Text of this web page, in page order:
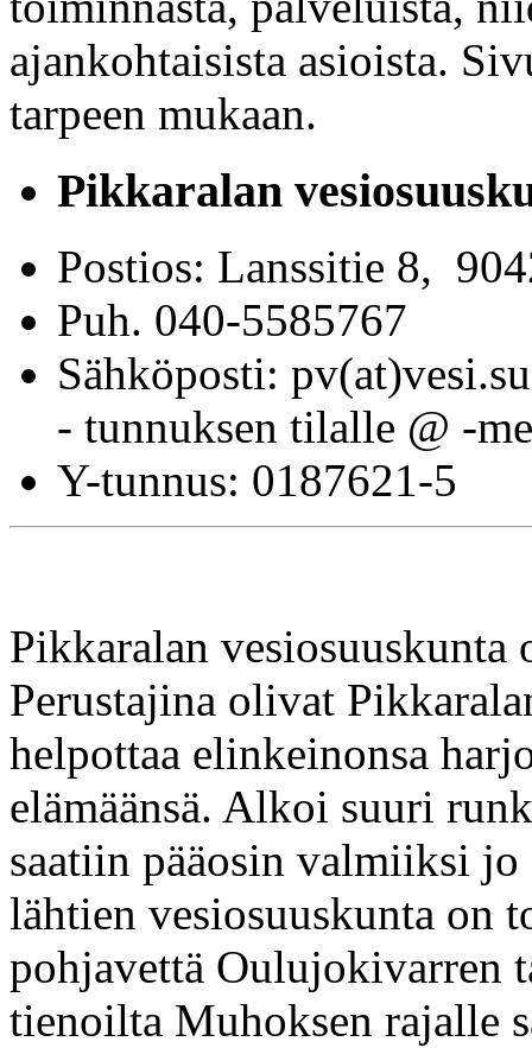
ajankohtaisista asioista.
tarpeen mukaan.
Pikkaralan
Postios: Lanssitie 8,
Puh. 040-5585767
Sähköposti:
- tunnuksen tilalle @ -
Y-tunnus: 0187621-5
Pikkaralan vesiosuuskunta
Perustajina olivat
helpottaa elinkeinonsa
elämäänsä. Alkoi suuri
saatiin pääosin valmiiksi
lähtien vesiosuuskunta on
pohjavettä Oulujokivarren
tienoilta Muhoksen rajalle